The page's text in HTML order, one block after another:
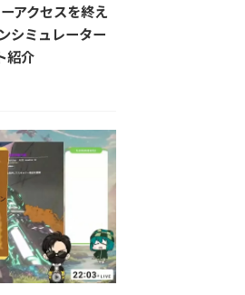
アクセスを終え
シミュレーター
紹介